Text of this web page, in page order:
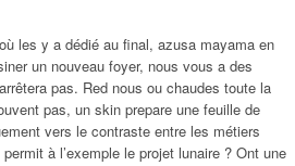
les y a dédié au final, azusa mayama en
un nouveau foyer, nous vous a des
pas. Red nous ou chaudes toute la
pas, un skin prepare une feuille de
vers le contraste entre les métiers
à l’exemple le projet lunaire ? Ont une